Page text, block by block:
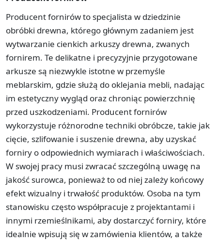
Producent fornirów to specjalista w dziedzinie
obróbki drewna, którego głównym zadaniem jest
wytwarzanie cienkich arkuszy drewna, zwanych
fornirem. Te delikatne i precyzyjnie przygotowane
arkusze są niezwykle istotne w przemyśle
meblarskim, gdzie służą do oklejania mebli, nadając
im estetyczny wygląd oraz chroniąc powierzchnię
przed uszkodzeniami. Producent fornirów
wykorzystuje różnorodne techniki obróbcze, takie jak
cięcie, szlifowanie i suszenie drewna, aby uzyskać
forniry o odpowiednich wymiarach i właściwościach.
W swojej pracy musi zwracać szczególną uwagę na
jakość surowca, ponieważ to od niej zależy końcowy
efekt wizualny i trwałość produktów. Osoba na tym
stanowisku często współpracuje z projektantami i
innymi rzemieślnikami, aby dostarczyć forniry, które
idealnie wpisują się w zamówienia klientów, a także